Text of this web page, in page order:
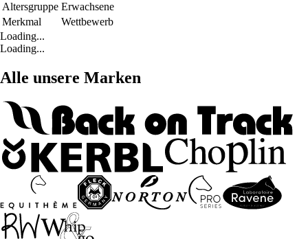
Altersgruppe Erwachsene
Merkmal
Wettbewerb
Loading...
Loading...
Alle unsere Marken